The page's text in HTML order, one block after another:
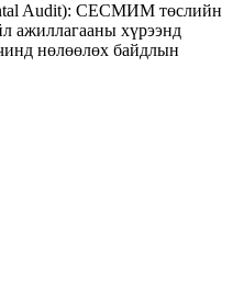
Audit): СЕСМИМ төслийн
ажиллагааны хүрээнд
нөлөөлөх байдлын